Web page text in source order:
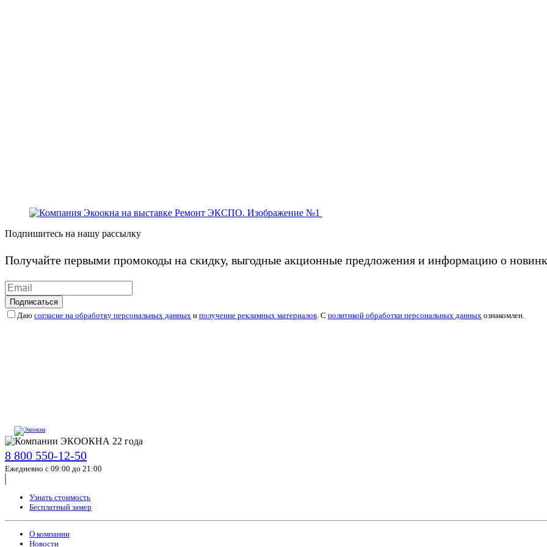
Подпишитесь на нашу рассылку
Получайте первыми промокоды на скидку, выгодные акционные предложения и информацию о
Подписаться
Даю согласие на обработку персональных данных и получение рекламных материалов . С политикой обработки персональных данных ознакомлен.
8 800 550-12-50
Ежедневно с 09:00 до 21:00
Узнать стоимость
Бесплатный замер
О компании
Новости